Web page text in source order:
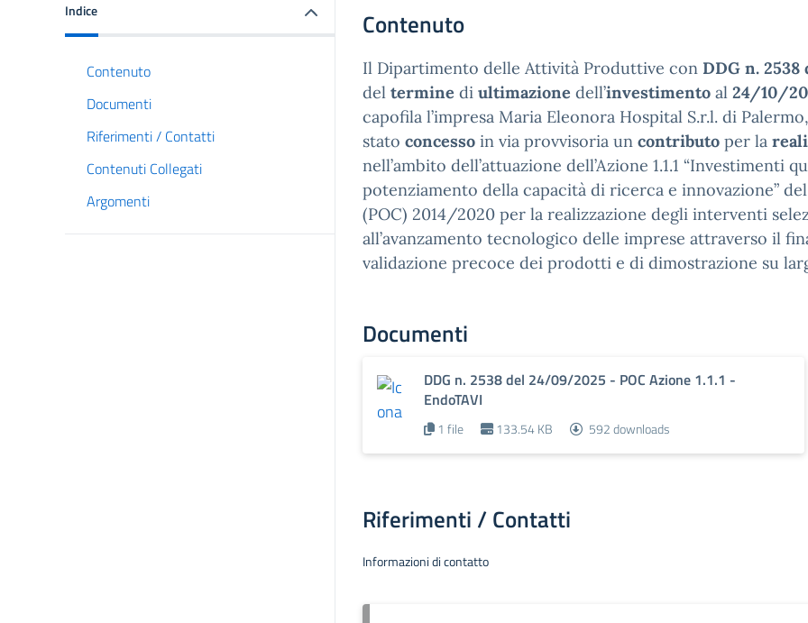
Indice
Contenuto
Documenti
Riferimenti / Contatti
Contenuti Collegati
Argomenti
Contenuto
Il Dipartimento delle Attività Produttive con DDG n.
del termine di ultimazione dell’investimento al 24/10/
capofila l’impresa Maria Eleonora Hospital S.r.l. di
stato concesso in via provvisoria un contributo per la
nell’ambito dell’attuazione dell’Azione 1.1.1 “Investimenti
potenziamento della capacità di ricerca e innovazione”
(POC) 2014/2020 per la realizzazione degli interventi
all’avanzamento tecnologico delle imprese attraverso il
validazione precoce dei prodotti e di dimostrazione su
Documenti
DDG n. 2538 del 24/09/2025 - POC Azione 1.1.1 -
EndoTAVI
1 file 133.54 KB 592 downloads
Riferimenti / Contatti
Informazioni di contatto